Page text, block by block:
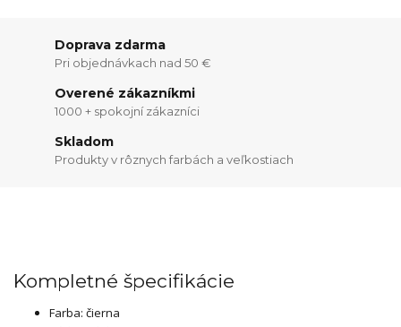
Doprava zdarma
Pri objednávkach nad 50 €
Overené zákazníkmi
1000 + spokojní zákazníci
Skladom
Produkty v rôznych farbách a veľkostiach
Kompletné špecifikácie
Farba: čierna